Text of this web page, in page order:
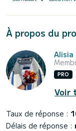
À propos du
Alisia
PRO
Voir
Taux de réponse :
Délais de réponse :